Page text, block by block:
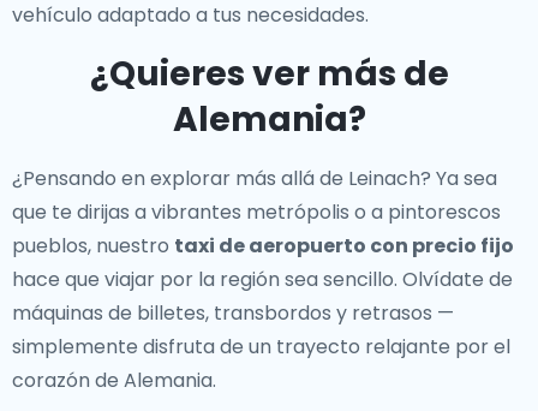
vehículo adaptado a tus necesidades.
¿Quieres ver más de
Alemania?
¿Pensando en explorar más allá de Leinach? Ya sea
que te dirijas a vibrantes metrópolis o a pintorescos
pueblos, nuestro taxi de aeropuerto con precio fijo
hace que viajar por la región sea sencillo. Olvídate de
máquinas de billetes, transbordos y retrasos —
simplemente disfruta de un trayecto relajante por el
corazón de Alemania.